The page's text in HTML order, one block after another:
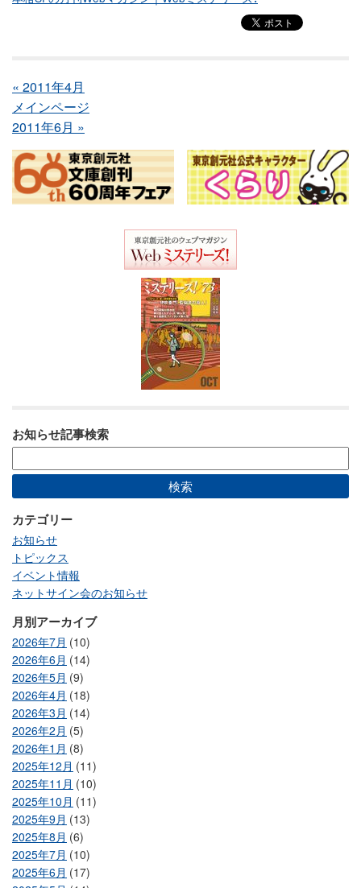
« 2011年4月
メインページ
2011年6月 »
お知らせ記事検索
カテゴリー
お知らせ
トピックス
イベント情報
ネットサイン会のお知らせ
月別アーカイブ
2026年7月 (10)
2026年6月 (14)
2026年5月 (9)
2026年4月 (18)
2026年3月 (14)
2026年2月 (5)
2026年1月 (8)
2025年12月 (11)
2025年11月 (10)
2025年10月 (11)
2025年9月 (13)
2025年8月 (6)
2025年7月 (10)
2025年6月 (17)